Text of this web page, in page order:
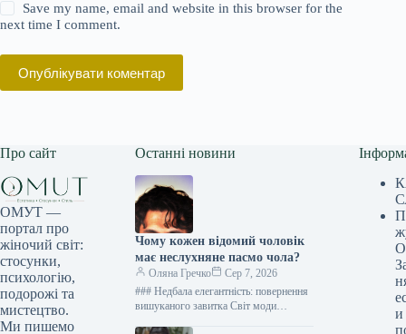
Save my name, email and website in this browser for the
next time I comment.
Опублікувати коментар
Про сайт
ОМУТ —
портал про
жіночий світ:
стосунки,
психологію,
подорожі та
мистецтво.
Ми пишемо
Останні новини
Чому кожен відомий чоловік
має неслухняне пасмо чола?
Оляна Гречко
Сер 7, 2026
### Недбала елегантність: повернення
вишуканого завитка Світ моди
и